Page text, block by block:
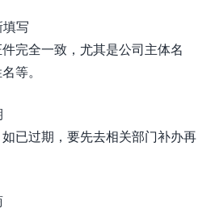
写
完全一致，尤其是公司主体名
等。
已过期，要先去相关部门补办再